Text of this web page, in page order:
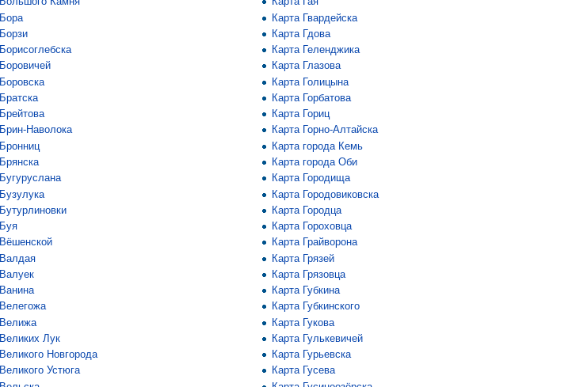
Наволока
Лук
Новгорода
Устюга
Карта Гвардейска
Карта Гдова
Карта Геленджика
Карта Глазова
Карта Голицына
Карта Горбатова
Карта Гориц
Карта Горно-Алтайска
Карта города Кемь
Карта города Оби
Карта Городища
Карта Городовиковска
Карта Городца
Карта Гороховца
Карта Грайворона
Карта Грязей
Карта Грязовца
Карта Губкина
Карта Губкинского
Карта Гукова
Карта Гулькевичей
Карта Гурьевска
Карта Гусева